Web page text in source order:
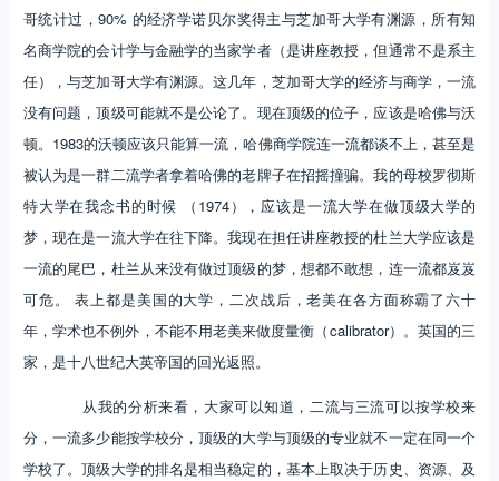
哥统计过，90% 的经济学诺贝尔奖得主与芝加哥大学有渊源，所有知
名商学院的会计学与金融学的当家学者（是讲座教授，但通常不是系主
任），与芝加哥大学有渊源。这几年，芝加哥大学的经济与商学，一流
没有问题，顶级可能就不是公论了。现在顶级的位子，应该是哈佛与沃
顿。1983的沃顿应该只能算一流，哈佛商学院连一流都谈不上，甚至是
被认为是一群二流学者拿着哈佛的老牌子在招摇撞骗。我的母校罗彻斯
特大学在我念书的时候 （1974），应该是一流大学在做顶级大学的
梦，现在是一流大学在往下降。我现在担任讲座教授的杜兰大学应该是
一流的尾巴，杜兰从来没有做过顶级的梦，想都不敢想，连一流都岌岌
可危。 表上都是美国的大学，二次战后，老美在各方面称霸了六十
年，学术也不例外，不能不用老美来做度量衡（calibrator）。英国的三
家，是十八世纪大英帝国的回光返照。
从我的分析来看，大家可以知道，二流与三流可以按学校来
分，一流多少能按学校分，顶级的大学与顶级的专业就不一定在同一个
学校了。顶级大学的排名是相当稳定的，基本上取决于历史、资源、及